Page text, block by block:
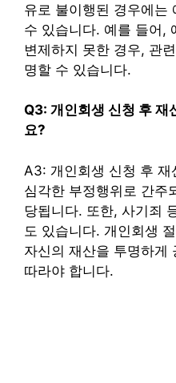
유로 불이행된 경우에는
수 있습니다. 예를 들어,
변제하지 못한 경우, 관
명할 수 있습니다.
Q3: 개인회생 신청 후 재
요?
A3: 개인회생 신청 후
심각한 부정행위로 간주
당됩니다. 또한, 사기죄
도 있습니다. 개인회생
자신의 재산을 투명하게
따라야 합니다.